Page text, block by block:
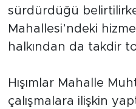
sürdürdüğü
Mahallesi’ndeki
halkından da takdir
Hışımlar Mahalle
çalışmalara ilişkin